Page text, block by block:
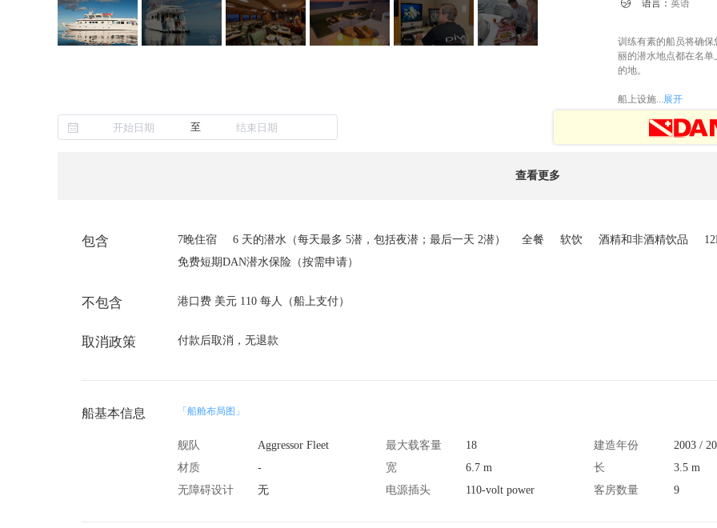
 语言： 英语
训练有素的船员将确
丽的潜水地点都在名单
的地。
船上设施...展开
至
查看更多
包含 7晚住宿 6 天的潜水（每天最多 5潜，包括夜潜；最后一天 2潜） 全餐 软饮 酒精和非酒精饮品
免费短期DAN潜水保险（按需申请）
不包含 港口费 美元 110 每人（船上支付）
取消政策 付款后取消，无退款
船基本信息 「船舱布局图」
舰队 Aggressor Fleet 最大载客量 18 建造年份
2003 /
材质
- 宽 6.7 m 长
3.5 m
无障碍设计
无 电源插头 110-volt power 客房数量 9